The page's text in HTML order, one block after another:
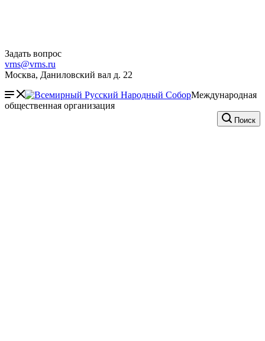
Задать вопрос
vrns@vrns.ru
Москва, Даниловский вал д. 22
Международная
общественная организация
Поиск